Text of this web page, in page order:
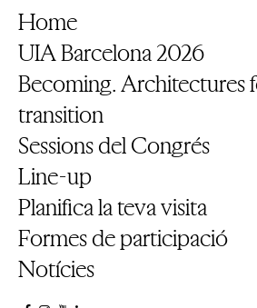
Home
UIA Barcelona 2026
Becoming. Architectures
transition
Sessions del Congrés
Line-up
Planifica la teva visita
Formes de participació
Notícies